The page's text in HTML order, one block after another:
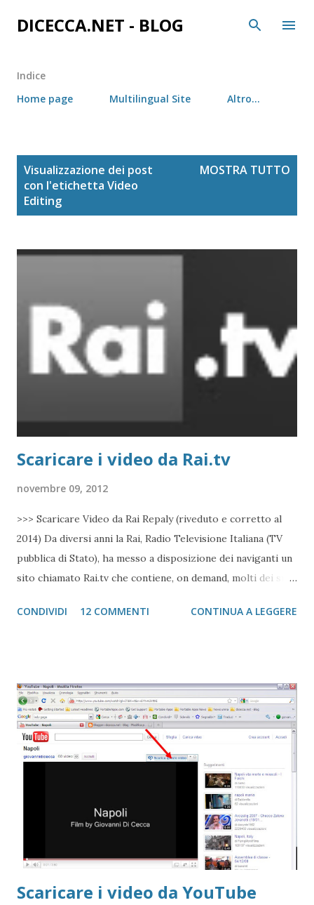
Passa ai contenuti principali
DICECCA.NET - BLOG
Indice
Home page
Multilingual Site Altro…
Visualizzazione dei post
con l'etichetta Video
Editing
MOSTRA TUTTO
Scaricare i video da Rai.tv
novembre 09, 2012
>>> Scaricare Video da Rai Repaly (riveduto e corretto al
2014) Da diversi anni la Rai, Radio Televisione Italiana (TV
pubblica di Stato), ha messo a disposizione dei naviganti un
sito chiamato Rai.tv che contiene, on demand, molti dei suoi
simili, non usa i file FLV di Adobe Flash, ma caso
comodamente sul divano, dei documentari che sono stati
trasmessi e che per ragioni di tempo non ho avuto il
tempo di vedere in diretta. Questo post mostra come
poter scaricare un file e poterlo usare. Useremo per
questo articolo il dito de La Grande Storia. In primo luogo
ciò che dobbiamo fare è scegliere il programma che
vogliamo scaricare Programma della Rai.tv La Grande
Storia A questo punto dobbiamo visionare il codice
CONDIVIDI 12 COMMENTI CONTINUA A LEGGERE
Scaricare i video da YouTube